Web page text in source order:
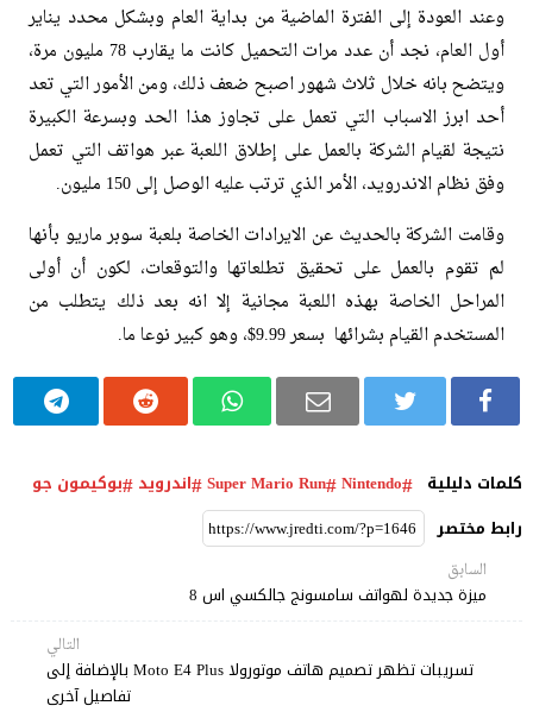
وعند العودة إلى الفترة الماضية من بداية العام وبشكل محدد يناير
أول العام، نجد أن عدد مرات التحميل كانت ما يقارب 78 مليون مرة،
ويتضح بانه خلال ثلاث شهور اصبح ضعف ذلك، ومن الأمور التي تعد
أحد ابرز الاسباب التي تعمل على تجاوز هذا الحد وبسرعة الكبيرة
نتيجة لقيام الشركة بالعمل على إطلاق اللعبة عبر هواتف التي تعمل
وفق نظام الاندرويد، الأمر الذي ترتب عليه الوصل إلى 150 مليون.
وقامت الشركة بالحديث عن الايرادات الخاصة بلعبة سوبر ماريو بأنها
لم تقوم بالعمل على تحقيق تطلعاتها والتوقعات، لكون أن أولى
المراحل الخاصة بهذه اللعبة مجانية إلا انه بعد ذلك يتطلب من
المستخدم القيام بشرائها بسعر 9.99$، وهو كبير نوعا ما.
كلمات دليلية Nintendo
Super Mario Run اندرويد بوكيمون جو
رابط مختصر
السابق
ميزة جديدة لهواتف سامسونج جالكسي اس 8
التالي
تسريبات تظهر تصميم هاتف موتورولا Moto E4 Plus بالإضافة إلى
تفاصيل آخرى